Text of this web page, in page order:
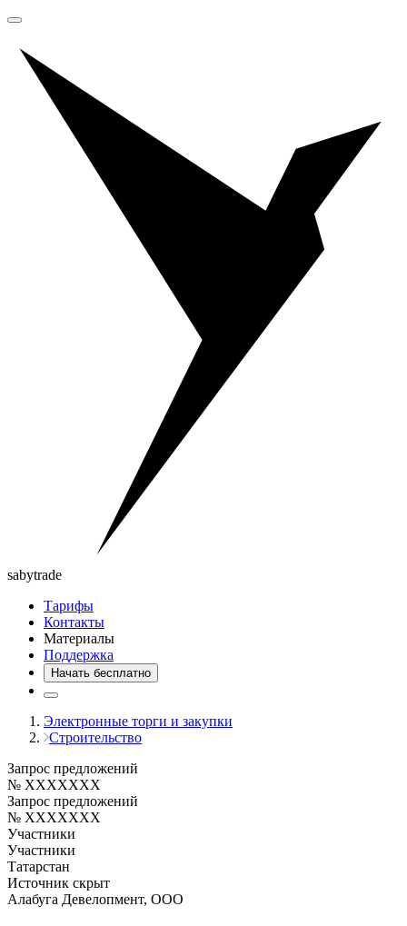
sabytrade
Тарифы
Контакты
Материалы
Поддержка
Начать бесплатно
Электронные торги и закупки
Строительство
Запрос предложений
№ XXXXXXX
Запрос предложений
№ XXXXXXX
Участники
Участники
Татарстан
Источник скрыт
Алабуга Девелопмент, ООО